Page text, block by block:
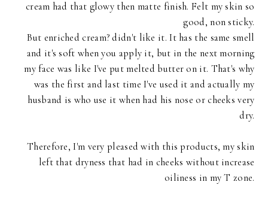
cream had that glowy then matte finish. Felt my skin so
good, non sticky.
But enriched cream? didn't like it. It has the same smell
and it's soft when you apply it, but in the next morning
my face was like I've put melted butter on it. That's why
was the first and last time I've used it and actually my
husband is who use it when had his nose or cheeks very
dry.
Therefore, I'm very pleased with this products, my skin
left that dryness that had in cheeks without increase
oiliness in my T zone.